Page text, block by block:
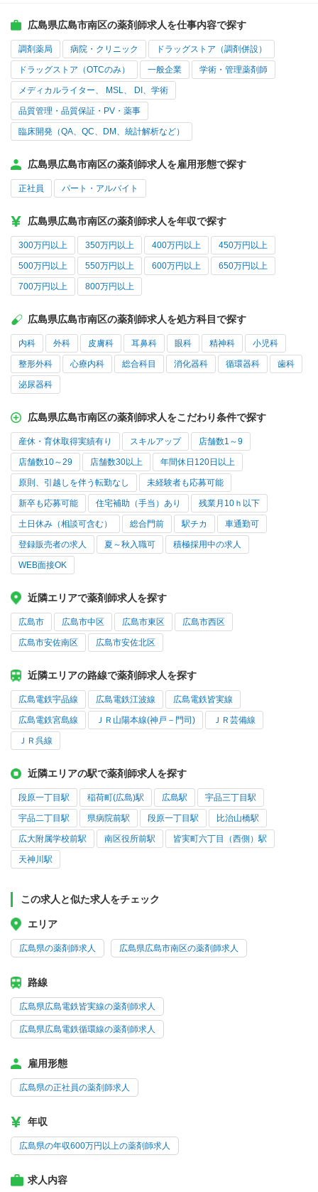
広島県広島市南区の薬剤師求人を仕事内容で探す
調剤薬局 病院・クリニック ドラッグストア（調剤併設）
ドラッグストア（OTCのみ） 一般企業 学術・管理薬剤師
メディカルライター、 MSL、 DI、学術
品質管理・品質保証・PV・薬事
臨床開発（QA、QC、DM、統計解析など）
広島県広島市南区の薬剤師求人を雇用形態で探す
正社員 パート・アルバイト
広島県広島市南区の薬剤師求人を年収で探す
300万円以上 350万円以上 400万円以上 450万円以上
500万円以上 550万円以上 600万円以上 650万円以上
700万円以上 800万円以上
広島県広島市南区の薬剤師求人を処方科目で探す
内科 外科 皮膚科 耳鼻科 眼科 精神科 小児科
整形外科 心療内科 総合科目 消化器科 循環器科 歯科
泌尿器科
広島県広島市南区の薬剤師求人をこだわり条件で探す
産休・育休取得実績有り スキルアップ 店舗数1～9
店舗数10～29 店舗数30以上 年間休日120日以上
原則、引越しを伴う転勤なし 未経験者も応募可能
新卒も応募可能 住宅補助（手当）あり 残業月10ｈ以下
土日休み（相談可含む） 総合門前 駅チカ 車通勤可
登録販売者の求人 夏～秋入職可 積極採用中の求人
WEB面接OK
近隣エリアで薬剤師求人を探す
広島市 広島市中区 広島市東区 広島市西区
広島市安佐南区 広島市安佐北区
近隣エリアの路線で薬剤師求人を探す
広島電鉄宇品線 広島電鉄江波線 広島電鉄皆実線
広島電鉄宮島線 ＪＲ山陽本線(神戸－門司) ＪＲ芸備線
ＪＲ呉線
近隣エリアの駅で薬剤師求人を探す
段原一丁目駅 稲荷町(広島)駅 広島駅 宇品三丁目駅
宇品二丁目駅 県病院前駅 段原一丁目駅 比治山橋駅
広大附属学校前駅 南区役所前駅 皆実町六丁目（西側）駅
天神川駅
この求人と似た求人をチェック
エリア
広島県の薬剤師求人 広島県広島市南区の薬剤師求人
路線
広島県広島電鉄皆実線の薬剤師求人
広島県広島電鉄循環線の薬剤師求人
雇用形態
広島県の正社員の薬剤師求人
年収
広島県の年収600万円以上の薬剤師求人
求人内容